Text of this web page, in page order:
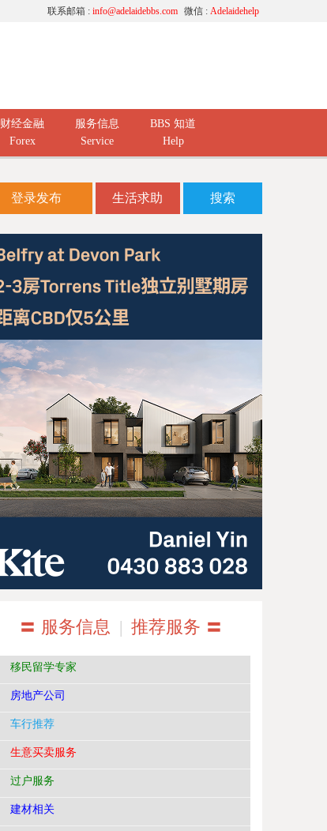
微信 : Adelaidehelp
联系邮箱 : info@adelaidebbs.com
财经金融
Forex
服务信息
Service
BBS 知道
Help
登录发布 生活求助 搜索
〓 服务信息 | 推荐服务 〓
移民留学专家
房地产公司
车行推荐
生意买卖服务
过户服务
建材相关